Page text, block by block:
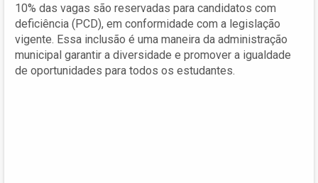
10% das vagas são reservadas para candidatos com
deficiência (PCD), em conformidade com a legislação
vigente. Essa inclusão é uma maneira da administração
municipal garantir a diversidade e promover a igualdade
de oportunidades para todos os estudantes.